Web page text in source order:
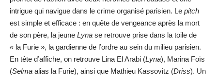
intrigue qui navigue dans le crime organisé parisien. Le pitch
est simple et efficace : en quête de vengeance après la mort
de son père, la jeune Lyna se retrouve prise dans la toile de
« la Furie », la gardienne de l’ordre au sein du milieu parisien.
En tête d’affiche, on retrouve Lina El Arabi (Lyna), Marina Foïs
(Selma alias la Furie), ainsi que Mathieu Kassovitz (Driss). Un